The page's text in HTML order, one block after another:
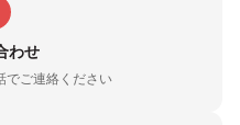
わせ
でご連絡ください